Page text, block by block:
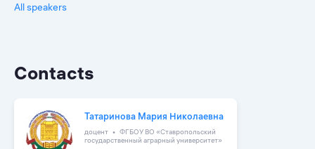
All speakers
Contacts
Татаринова Мария Николаевна
доцент
ФГБОУ ВО «Ставропольский
государственный аграрный университет»